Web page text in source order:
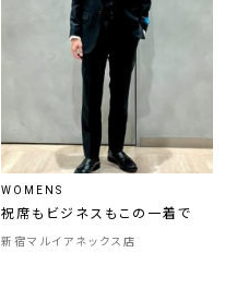
WOMENS
祝席もビジネスもこの一着で
新宿マルイアネックス店